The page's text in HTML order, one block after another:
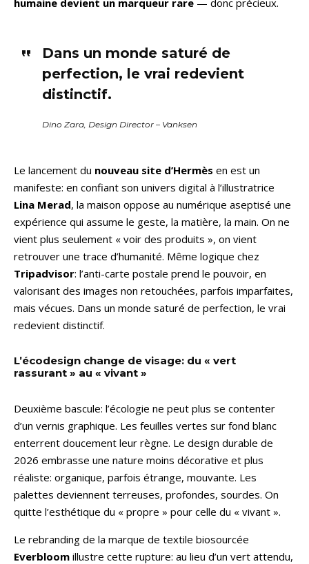
Dans un monde saturé de
perfection, le vrai redevient
distinctif.
Dino Zara, Design Director – Vanksen
Le lancement du nouveau site d’Hermès en est un
manifeste: en confiant son univers digital à l’illustratrice
Lina Merad, la maison oppose au numérique aseptisé une
expérience qui assume le geste, la matière, la main. On ne
vient plus seulement « voir des produits », on vient
retrouver une trace d’humanité. Même logique chez
Tripadvisor: l’anti-carte postale prend le pouvoir, en
valorisant des images non retouchées, parfois imparfaites,
mais vécues. Dans un monde saturé de perfection, le vrai
redevient distinctif.
L’écodesign change de visage: du « vert
rassurant » au « vivant »
Deuxième bascule: l’écologie ne peut plus se contenter
d’un vernis graphique. Les feuilles vertes sur fond blanc
enterrent doucement leur règne. Le design durable de
2026 embrasse une nature moins décorative et plus
réaliste: organique, parfois étrange, mouvante. Les
palettes deviennent terreuses, profondes, sourdes. On
quitte l’esthétique du « propre » pour celle du « vivant ».
Le rebranding de la marque de textile biosourcée
Everbloom illustre cette rupture: au lieu d’un vert attendu,